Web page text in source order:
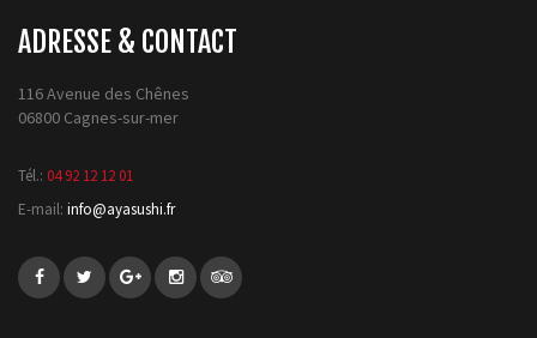
ADRESSE & CONTACT
116 Avenue des Chênes
06800 Cagnes-sur-mer
Tél.: 04 92 12 12 01
E-mail: info@ayasushi.fr